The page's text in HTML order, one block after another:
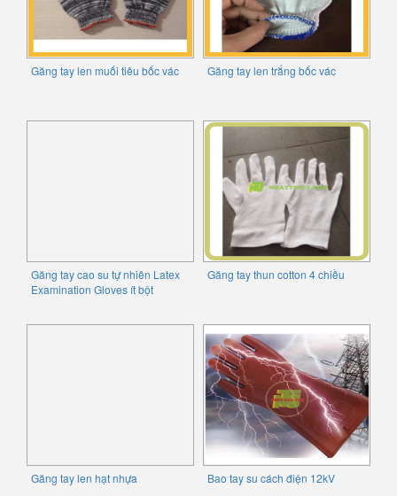
Găng tay len muối tiêu bốc vác Găng tay len trắng bốc vác
Găng tay cao su tự nhiên Latex
Examination Gloves ít bột
Găng tay thun cotton 4 chiều
Găng tay len hạt nhựa Bao tay su cách điện 12kV